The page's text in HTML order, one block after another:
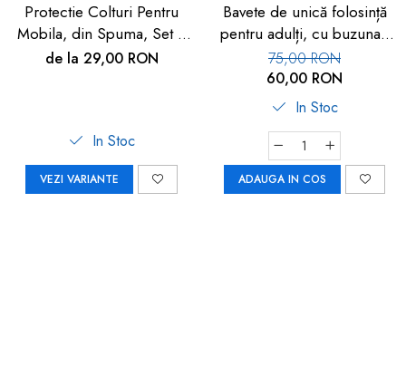
Protectie Colturi Pentru
Mobila, din Spuma, Set 4
buc
de la 29,00 RON
In Stoc
VEZI VARIANTE
Bavete de unică folosință
pentru adulți, cu buzunar,
set 50 buc, FM-108
75,00 RON
60,00 RON
In Stoc
ADAUGA IN COS